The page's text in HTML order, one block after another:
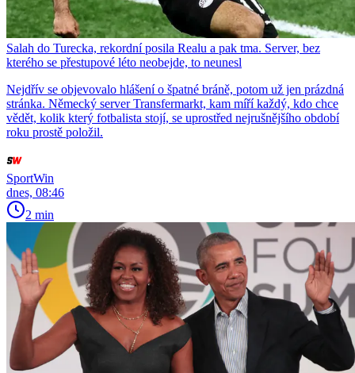
Salah do Turecka, rekordní posila Realu a pak tma. Server, bez
kterého se přestupové léto neobejde, to neunesl
Nejdřív se objevovalo hlášení o špatné bráně, potom už jen prázdná
stránka. Německý server Transfermarkt, kam míří každý, kdo chce
vědět, kolik který fotbalista stojí, se uprostřed nejrušnějšího období
roku prostě položil.
SportWin
dnes, 08:46
2 min